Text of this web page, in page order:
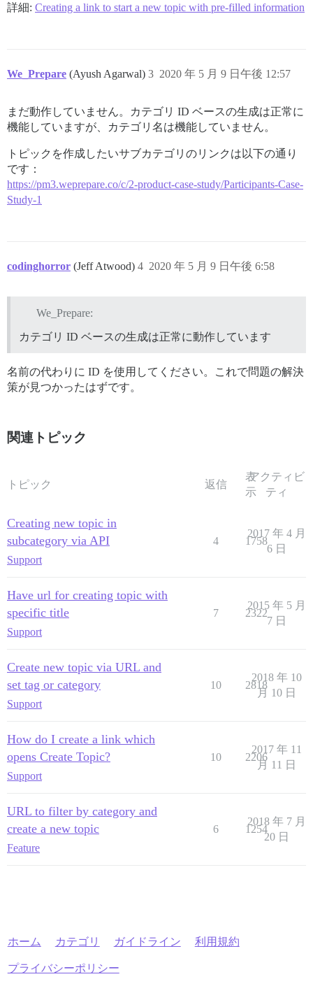
詳細: Creating a link to start a new topic with pre-filled information
We_Prepare (Ayush Agarwal) 2020 年 5 月 9 日午後 12:57
3
まだ動作していません。カテゴリ ID ベースの生成は正常に
機能していますが、カテゴリ名は機能していません。
トピックを作成したいサブカテゴリのリンクは以下の通り
です：
https://pm3.weprepare.co/c/2-product-case-study/Participants-Case-
Study-1
codinghorror (Jeff Atwood) 2020 年 5 月 9 日午後 6:58
4
We_Prepare:
カテゴリ ID ベースの生成は正常に動作しています
名前の代わりに ID を使用してください。これで問題の解決
策が見つかったはずです。
関連トピック
トピック 返信
表
示
アクティビ
ティ
Creating new topic in
subcategory via API
Support
4 1758
2017 年 4 月
6 日
Have url for creating topic with
specific title
Support
7 2322
2015 年 5 月
7 日
Create new topic via URL and
set tag or category
Support
10 2818
2018 年 10
月 10 日
How do I create a link which
opens Create Topic?
Support
10 2206
2017 年 11
月 11 日
URL to filter by category and
create a new topic
Feature
6 1254
2018 年 7 月
20 日
ホーム カテゴリ ガイドライン 利用規約
プライバシーポリシー